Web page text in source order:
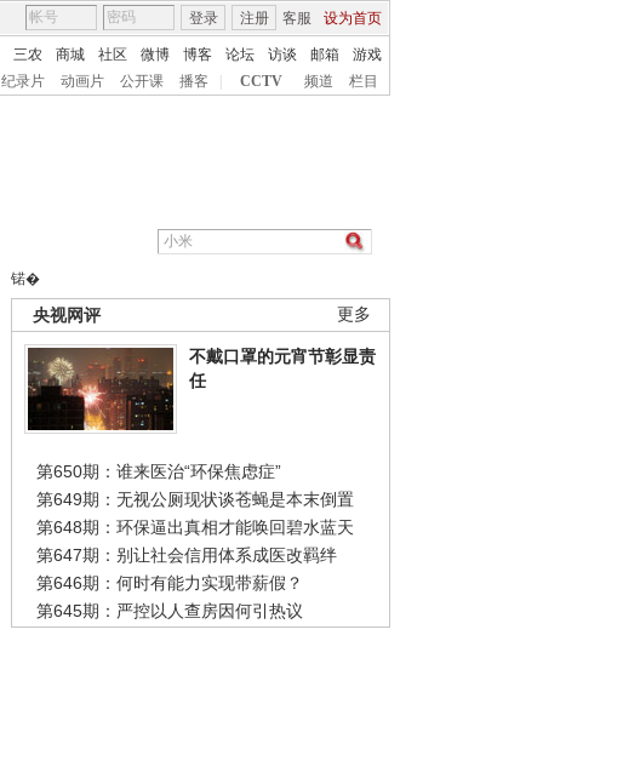
客服 设为首页
登录 注册
三农 商城 社区 微博 博客 论坛 访谈 邮箱
游戏
纪录片 动画片 公开课 播客 CCTV 频道 栏目
锘�
更多
央视网评
不戴口罩的元宵节彰显责
任
第650期：谁来医治“环保焦虑症”
第649期：无视公厕现状谈苍蝇是本末倒置
第648期：环保逼出真相才能唤回碧水蓝天
第647期：别让社会信用体系成医改羁绊
第646期：何时有能力实现带薪假？
第645期：严控以人查房因何引热议